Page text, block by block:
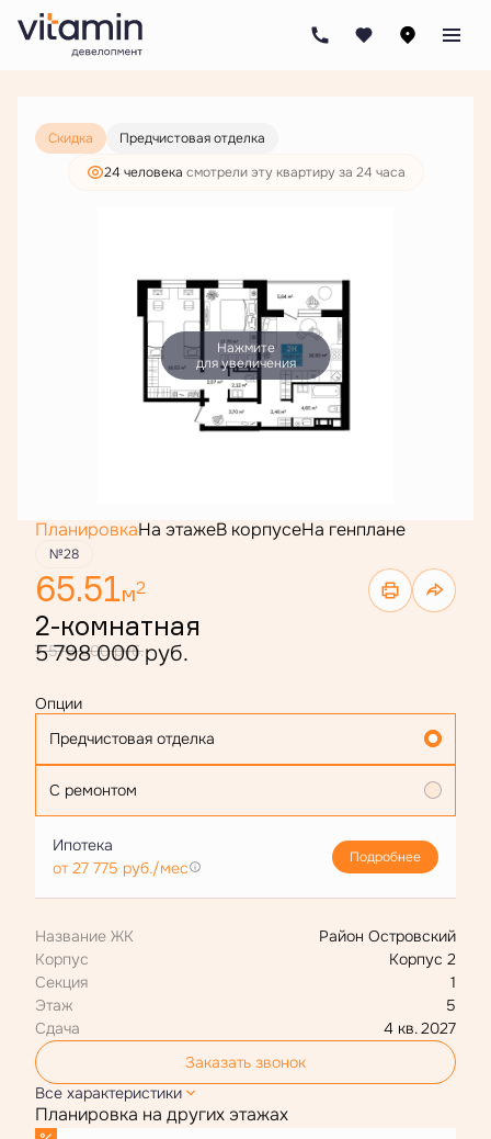
2-комнатная
5 798 000 руб.
от 27 775 руб./мес.
Скидка
Предчистовая отделка
24 человекa смотрели эту квартиру за 24 часа
Нажмите
для увеличения
ПланировкаНа этажеВ корпусеНа генплане
№28
65.51м2
2-комнатная
7 578 000 руб.
5 798 000 руб.
Опции
Предчистовая отделка
С ремонтом
Ипотека
от 27 775 руб./мес
Подробнее
Название ЖК
Район Островский
Корпус
Корпус 2
Секция
1
Этаж
5
Сдача
4 кв. 2027
Заказать звонок
Все характеристики
Планировка на других этажах